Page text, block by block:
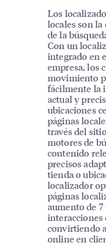
Los
locales son
de la
Con un
integrado en
empresa, los
movimiento
fácilmente la
actual y
ubicaciones
páginas
través del
motores de
contenido
precisos
tienda o
localizador
páginas
aumento de 7
interacciones
convirtiendo
online en